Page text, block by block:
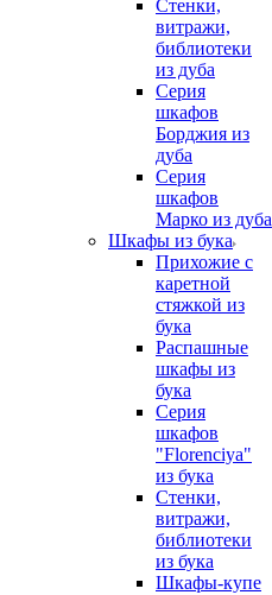
Стенки,
витражи,
библиотеки
из дуба
Серия
шкафов
Борджия из
дуба
Серия
шкафов
Марко из дуба
Шкафы из бука
Прихожие с
каретной
стяжкой из
бука
Распашные
шкафы из
бука
Серия
шкафов
"Florenciya"
из бука
Стенки,
витражи,
библиотеки
из бука
Шкафы-купе